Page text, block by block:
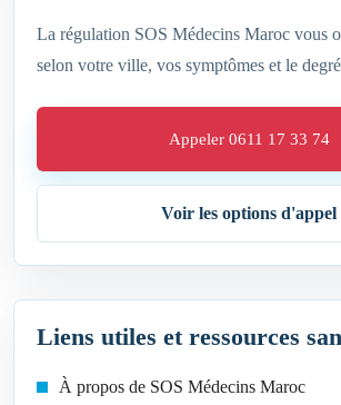
La régulation SOS Médecins Maroc vous
selon votre ville, vos symptômes et le
Appeler 0611 17 33 74
Voir les options d'appel
Liens utiles et ressources
À propos de SOS Médecins Maroc